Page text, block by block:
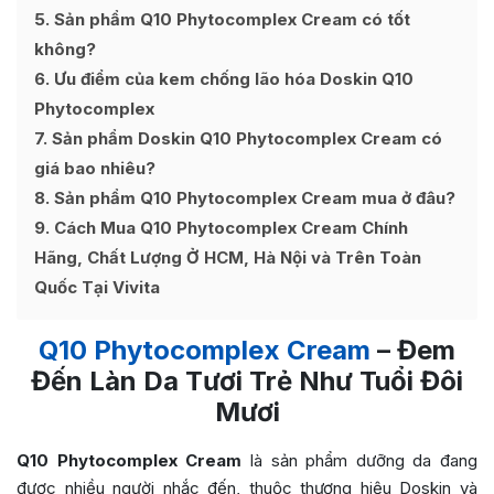
5 Sản phẩm Q10 Phytocomplex Cream có tốt
không?
6 Ưu điểm của kem chống lão hóa Doskin Q10
Phytocomplex
7 Sản phẩm Doskin Q10 Phytocomplex Cream có
giá bao nhiêu?
8 Sản phẩm Q10 Phytocomplex Cream mua ở đâu?
9 Cách Mua Q10 Phytocomplex Cream Chính
Hãng, Chất Lượng Ở HCM, Hà Nội và Trên Toàn
Quốc Tại Vivita
Q10 Phytocomplex Cream – Đem
Đến Làn Da Tươi Trẻ Như Tuổi Đôi
Mươi
Q10 Phytocomplex Cream là sản phẩm dưỡng da đang
được nhiều người nhắc đến, thuộc thương hiệu Doskin và